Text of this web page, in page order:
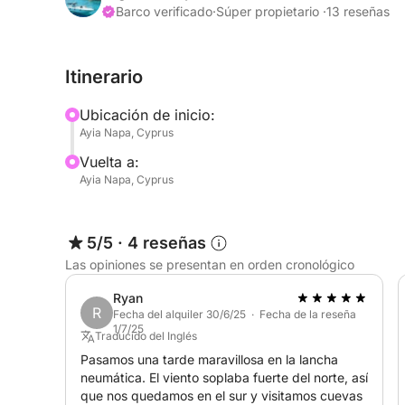
Descubran la belleza de Ayia Napa con el lujoso
clase, ofreciendo una mezcla perfecta de estilo
tomar el sol, un interior bien equipado y las
sea una aventura en familia, una escapada
Marin 850 les garantiza una experiencia
en Ayia Napa!
No duden en enviarme un mensaje a través de
de reserva.
Barco verificado·Súper propietario ·13 reseñas
Itinerario
Ubicación de inicio:
Ayia Napa, Cyprus
Vuelta a:
Ayia Napa, Cyprus
5/5 · 4 reseñas
Las opiniones se presentan en orden cronológico
R
Ryan
Fecha del alquiler 30/6/25 · Fecha de la reseña
1/7/25
Traducido del Inglés
Pasamos una tarde maravillosa en la lancha
neumática. El viento soplaba fuerte del norte, así
que nos quedamos en el sur y visitamos cuevas